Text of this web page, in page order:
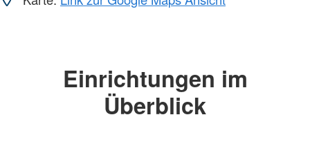
Einrichtungen im
Überblick